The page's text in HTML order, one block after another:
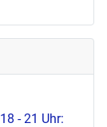
- 21 Uhr: